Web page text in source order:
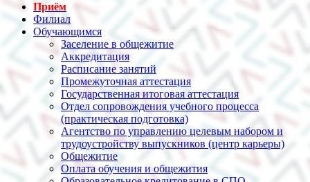
Приём
Филиал
Обучающимся
Заселение в общежитие
Аккредитация
Расписание занятий
Промежуточная аттестация
Государственная итоговая аттестация
Отдел сопровождения учебного процесса
(практическая подготовка)
Агентство по управлению целевым набором и
трудоустройству выпускников (центр карьеры)
Общежитие
Оплата обучения и общежития